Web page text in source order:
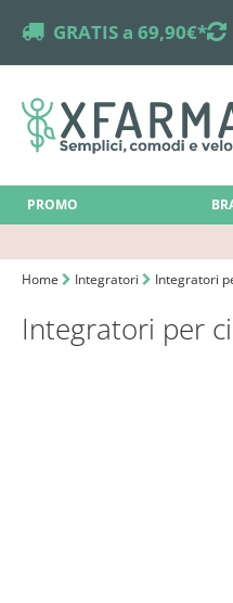
truck GRATIS a 69,90€*returns
PROMO
Home Integratori Integratori
Integratori per